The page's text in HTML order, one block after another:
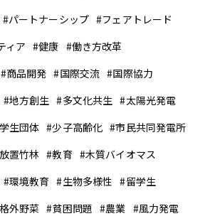
パートナーシップ
フェアトレード
ィア 健康
働き方改革
商品開発 国際交流
国際協力
地方創生 多文化共生
太陽光発電
学生団体 少子高齢化
市民共同発電所
放置竹林 教育
木質バイオマス
環境教育 生物多様性
留学生
外野菜 貧困問題 農業
風力発電